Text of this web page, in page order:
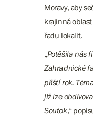
Moravy, aby
krajinná
řadu lokalit.
„Potěšila nás
Zahradnické
příští rok.
již lze
Soutok,“